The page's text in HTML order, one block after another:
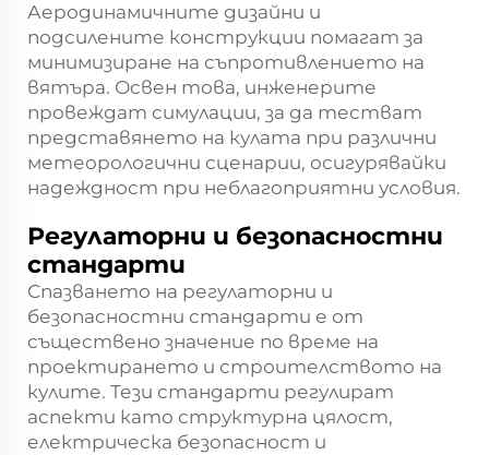
Аеродинамичните дизайни и
подсилените конструкции помагат за
минимизиране на съпротивлението на
вятъра. Освен това, инженерите
провеждат симулации, за да тестват
представянето на кулата при различни
метеорологични сценарии, осигурявайки
надеждност при неблагоприятни условия.
Регулаторни и безопасностни
стандарти
Спазването на регулаторни и
безопасностни стандарти е от
съществено значение по време на
проектирането и строителството на
кулите. Тези стандарти регулират
аспекти като структурна цялост,
електрическа безопасност и